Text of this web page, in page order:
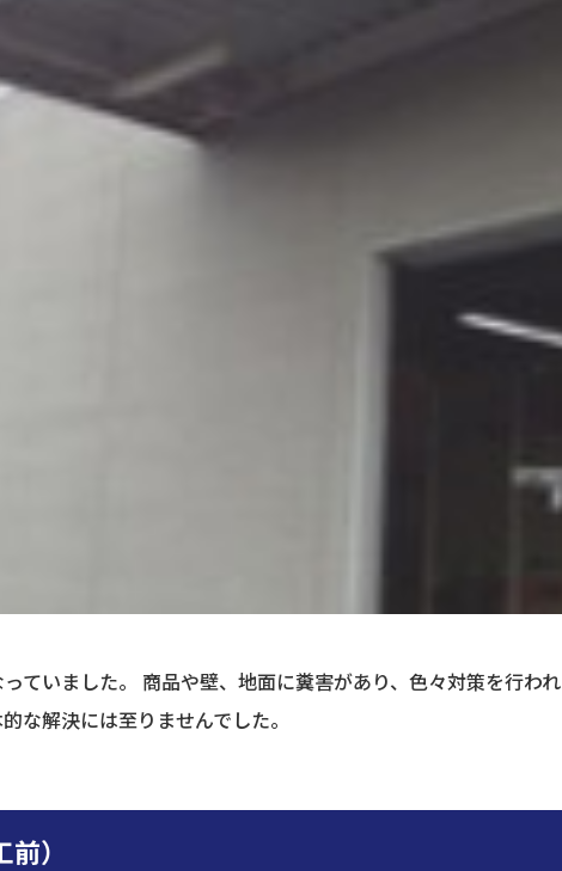
ていました。 商品や壁、地面に糞害があり、色々対策を行われ
な解決には至りませんでした。
）